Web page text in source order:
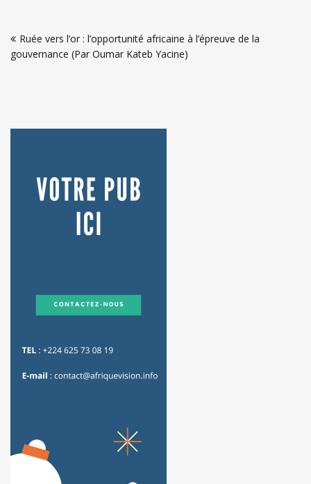
deRuée vers l’or : l’opportunité africaine à l’épreuve de la
gouvernance (Par Oumar Kateb Yacine)